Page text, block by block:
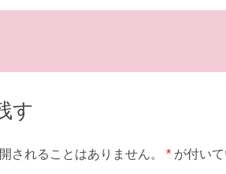
す
されることはありません。 * が付い